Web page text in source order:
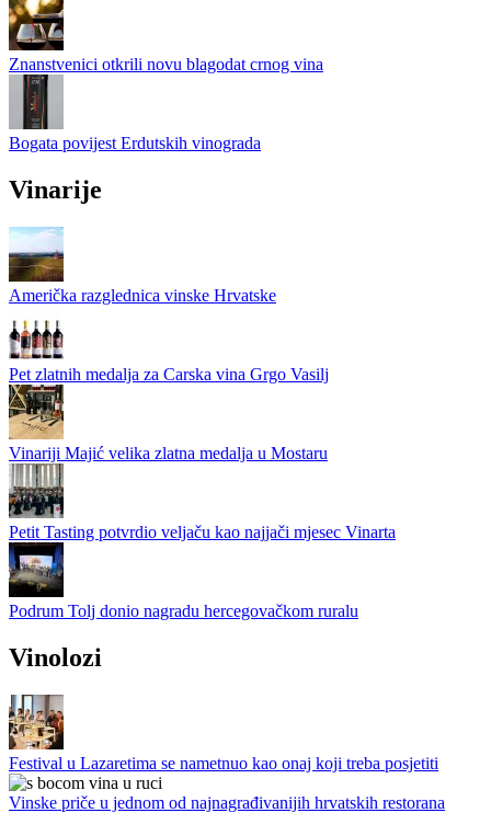
Znanstvenici otkrili novu blagodat crnog vina
Bogata povijest Erdutskih vinograda
Vinarije
Američka razglednica vinske Hrvatske
Pet zlatnih medalja za Carska vina Grgo Vasilj
Vinariji Majić velika zlatna medalja u Mostaru
Petit Tasting potvrdio veljaču kao najjači mjesec Vinarta
Podrum Tolj donio nagradu hercegovačkom ruralu
Vinolozi
Festival u Lazaretima se nametnuo kao onaj koji treba posjetiti
Vinske priče u jednom od najnagrađivanijih hrvatskih restorana